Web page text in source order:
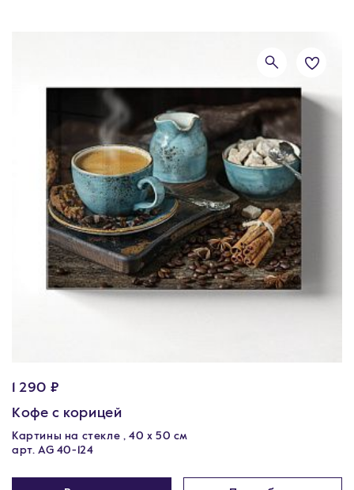
1 290 ₽
Кофе с корицей
Картины на стекле , 40 х 50 см
арт. AG 40-124